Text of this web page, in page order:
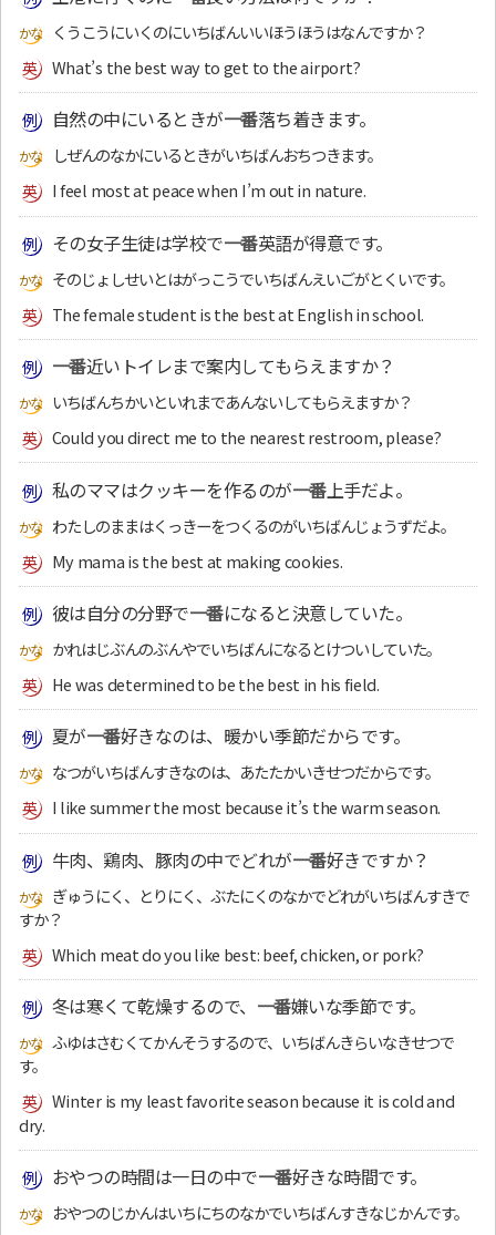
くうこうにいくのにいちばんいいほうほうはなんですか？
What’s the best way to get to the airport?
自然の中にいるときが一番落ち着きます。
しぜんのなかにいるときがいちばんおちつきます。
I feel most at peace when I’m out in nature.
その女子生徒は学校で一番英語が得意です。
そのじょしせいとはがっこうでいちばんえいごがとくいです。
The female student is the best at English in school.
一番近いトイレまで案内してもらえますか？
いちばんちかいといれまであんないしてもらえますか？
Could you direct me to the nearest restroom, please?
私のママはクッキーを作るのが一番上手だよ。
わたしのままはくっきーをつくるのがいちばんじょうずだよ。
My mama is the best at making cookies.
彼は自分の分野で一番になると決意していた。
かれはじぶんのぶんやでいちばんになるとけついしていた。
He was determined to be the best in his field.
夏が一番好きなのは、暖かい季節だからです。
なつがいちばんすきなのは、あたたかいきせつだからです。
I like summer the most because it’s the warm season.
牛肉、鶏肉、豚肉の中でどれが一番好きですか？
ぎゅうにく、とりにく、ぶたにくのなかでどれがいちばんすきで
すか？
Which meat do you like best: beef, chicken, or pork?
冬は寒くて乾燥するので、 一番嫌いな季節です。
ふゆはさむくてかんそうするので、いちばんきらいなきせつで
す。
Winter is my least favorite season because it is cold and
dry.
おやつの時間は一日の中で一番好きな時間です。
おやつのじかんはいちにちのなかでいちばんすきなじかんです。